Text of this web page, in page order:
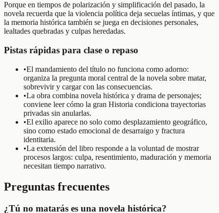
Porque en tiempos de polarización y simplificación del pasado, la
novela recuerda que la violencia política deja secuelas íntimas, y que
la memoria histórica también se juega en decisiones personales,
lealtades quebradas y culpas heredadas.
Pistas rápidas para clase o repaso
•El mandamiento del título no funciona como adorno:
organiza la pregunta moral central de la novela sobre matar,
sobrevivir y cargar con las consecuencias.
•La obra combina novela histórica y drama de personajes;
conviene leer cómo la gran Historia condiciona trayectorias
privadas sin anularlas.
•El exilio aparece no solo como desplazamiento geográfico,
sino como estado emocional de desarraigo y fractura
identitaria.
•La extensión del libro responde a la voluntad de mostrar
procesos largos: culpa, resentimiento, maduración y memoria
necesitan tiempo narrativo.
Preguntas frecuentes
¿Tú no matarás es una novela histórica?